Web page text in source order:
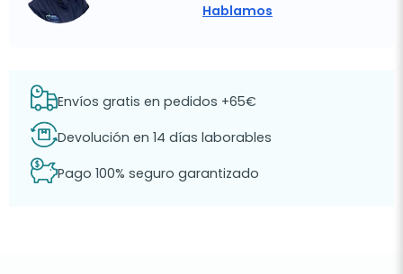
Hablamos
Envíos gratis en pedidos +65€
Devolución en 14 días laborables
Pago 100% seguro garantizado